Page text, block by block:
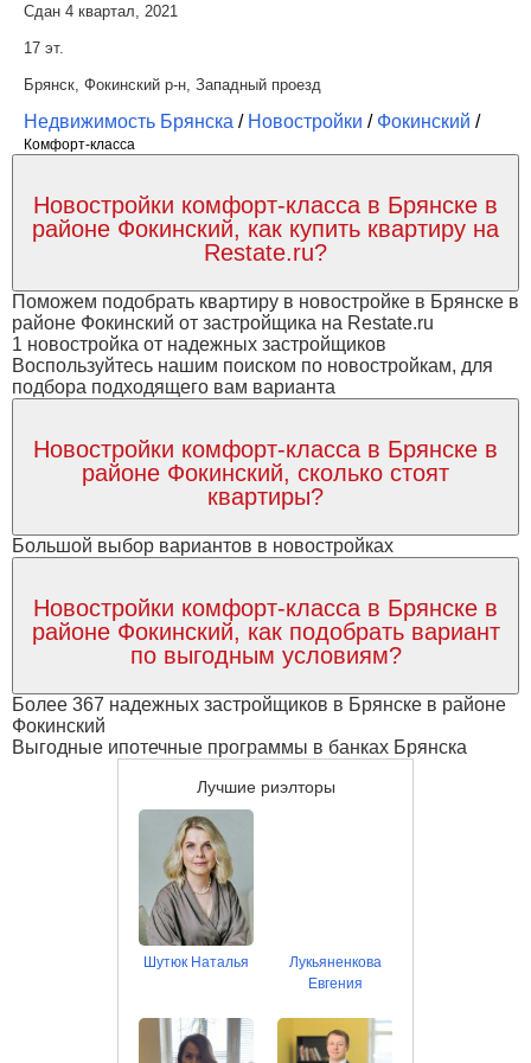
Сдан 4 квартал, 2021
17 эт.
Брянск, Фокинский р-н, Западный проезд
Недвижимость Брянска / Новостройки / Фокинский /
Комфорт-класса
Новостройки комфорт-класса в Брянске в
районе Фокинский, как купить квартиру на
Restate.ru?
Поможем подобрать квартиру в новостройке в Брянске в
районе Фокинский от застройщика на Restate.ru
1 новостройка от надежных застройщиков
Воспользуйтесь нашим поиском по новостройкам, для
подбора подходящего вам варианта
Новостройки комфорт-класса в Брянске в
районе Фокинский, сколько стоят
квартиры?
Большой выбор вариантов в новостройках
Новостройки комфорт-класса в Брянске в
районе Фокинский, как подобрать вариант
по выгодным условиям?
Более 367 надежных застройщиков в Брянске в районе
Фокинский
Выгодные ипотечные программы в банках Брянска
Лучшие риэлторы
Шутюк Наталья
Лукьяненкова
Евгения